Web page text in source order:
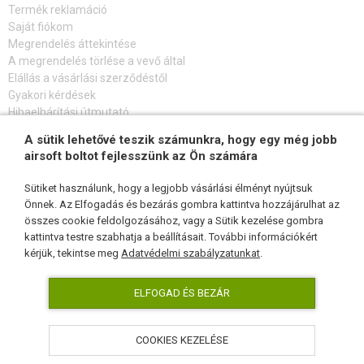
OUTDOOR, BUSHCRAFT
ÉLELMISZER
ÉPÍTŐKÉSZLETEK, MODELLEK
REKLÁM TÁRGYAK
SÉRÜLT, HASZNÁLT ÁRUK
HÍREK
KEDVEZMÉNYEK
ELÉRHETŐSÉG
Termék reklamáció
Saját fiókom
Megrendelés áttekintése
A megrendelés törlése a vevő által
Elállás a vásárlási szerződéstől
Gyakori kérdések
Hibaelhárítási útmutató
FELIRATKOZÁS HÍRLEVÉLRE
KÖVESSEN MINKET
AirsoftPro.hu © 2026
A sütik lehetővé teszik számunkra, hogy egy még jobb
airsoft boltot fejlesszünk az Ön számára
Sütiket használunk, hogy a legjobb vásárlási élményt nyújtsuk
Önnek. Az Elfogadás és bezárás gombra kattintva hozzájárulhat az
összes cookie feldolgozásához, vagy a Sütik kezelése gombra
kattintva testre szabhatja a beállításait. További információkért
kérjük, tekintse meg Adatvédelmi szabályzatunkat.
ELFOGAD ÉS BEZÁR
COOKIES KEZELÉSE